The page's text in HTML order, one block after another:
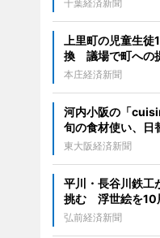
千葉経済新聞
上里町の児童生
換 議場で町への
本庄経済新聞
河内小阪の「
旬の食材使い、日
東大阪経済新聞
平川・長谷川鉄工
挑む 浮世絵を10
弘前経済新聞